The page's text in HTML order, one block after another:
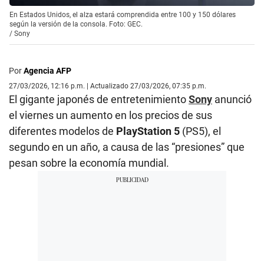
En Estados Unidos, el alza estará comprendida entre 100 y 150 dólares
según la versión de la consola. Foto: GEC.
/ Sony
PorAgencia AFP
27/03/2026, 12:16 p.m. | Actualizado 27/03/2026, 07:35 p.m.
El gigante japonés de entretenimientoSony anunció
el viernes un aumento en los precios de sus
diferentes modelos de PlayStation 5 (PS5), el
segundo en un año, a causa de las “presiones” que
pesan sobre la economía mundial.